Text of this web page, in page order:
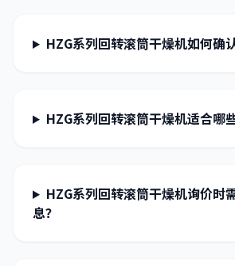
HZG系列回转滚筒干燥机如何确
HZG系列回转滚筒干燥机适合哪
HZG系列回转滚筒干燥机询价时
息？